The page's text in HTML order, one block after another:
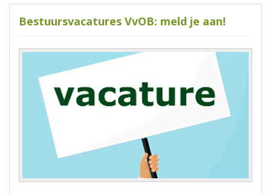
Bestuursvacatures VvOB: meld je aan!